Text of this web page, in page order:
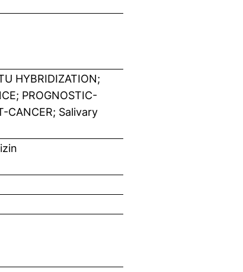
HYBRIDIZATION;
PROGNOSTIC-
CANCER; Salivary